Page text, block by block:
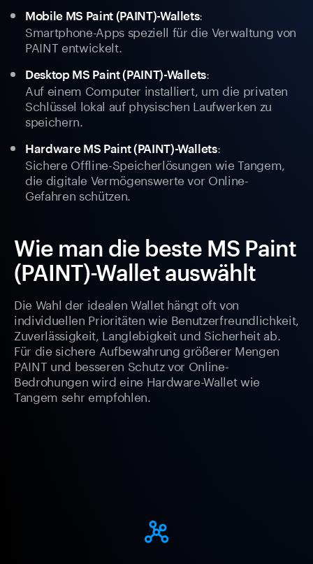
Mobile MS Paint (PAINT)-Wallets:
Smartphone-Apps speziell für die Verwaltung von
PAINT entwickelt.
Desktop MS Paint (PAINT)-Wallets:
Auf einem Computer installiert, um die privaten
Schlüssel lokal auf physischen Laufwerken zu
speichern.
Hardware MS Paint (PAINT)-Wallets:
Sichere Offline-Speicherlösungen wie Tangem,
die digitale Vermögenswerte vor Online-
Gefahren schützen.
Wie man die beste MS Paint
(PAINT)-Wallet auswählt
Die Wahl der idealen Wallet hängt oft von
individuellen Prioritäten wie Benutzerfreundlichkeit,
Zuverlässigkeit, Langlebigkeit und Sicherheit ab.
Für die sichere Aufbewahrung größerer Mengen
PAINT und besseren Schutz vor Online-
Bedrohungen wird eine Hardware-Wallet wie
Tangem sehr empfohlen.